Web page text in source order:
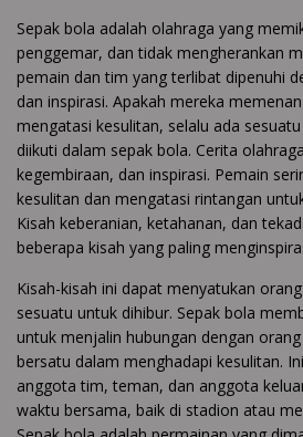
Sepak bola adalah olahraga yang
penggemar, dan tidak mengherankan
pemain dan tim yang terlibat dipenuhi
dan inspirasi. Apakah mereka
mengatasi kesulitan, selalu ada
diikuti dalam sepak bola. Cerita
kegembiraan, dan inspirasi. Pemain
kesulitan dan mengatasi rintangan
Kisah keberanian, ketahanan, dan
beberapa kisah yang paling
Kisah-kisah ini dapat menyatukan
sesuatu untuk dihibur. Sepak bola
untuk menjalin hubungan dengan
bersatu dalam menghadapi kesulitan.
anggota tim, teman, dan anggota
waktu bersama, baik di stadion atau